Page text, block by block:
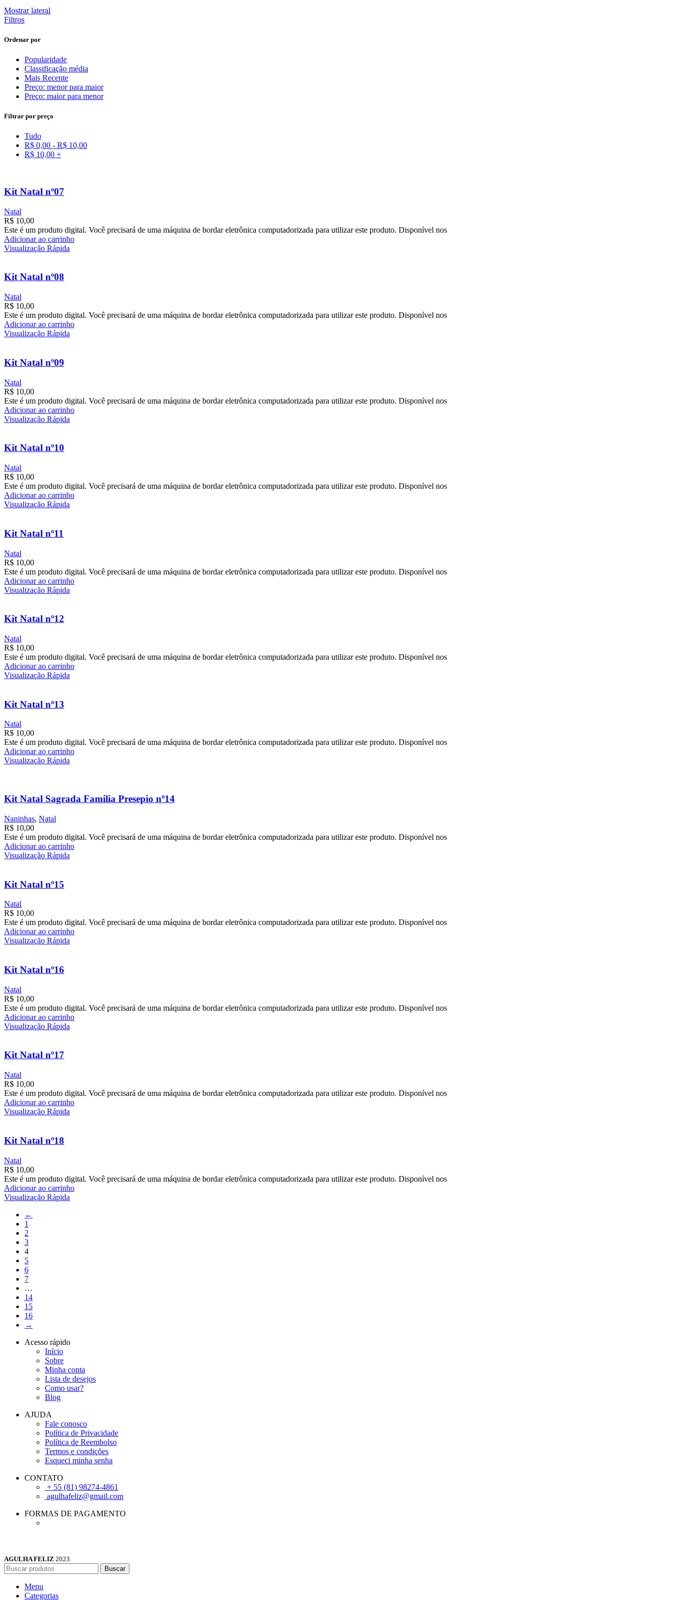
Mostrar lateral
Filtros
Ordenar por
Popularidade
Classificação média
Mais Recente
Preço: menor para maior
Preço: maior para menor
Filtrar por preço
Tudo
R$ 0,00 - R$ 10,00
R$ 10,00 +
Kit Natal nº07
Natal
R$ 10,00
Este é um produto digital. Você precisará de uma máquina de bordar eletrônica computadorizada para utilizar este produto. Disponível nos
Adicionar ao carrinho
Visualização Rápida
Kit Natal nº08
Natal
R$ 10,00
Este é um produto digital. Você precisará de uma máquina de bordar eletrônica computadorizada para utilizar este produto. Disponível nos
Adicionar ao carrinho
Visualização Rápida
Kit Natal nº09
Natal
R$ 10,00
Este é um produto digital. Você precisará de uma máquina de bordar eletrônica computadorizada para utilizar este produto. Disponível nos
Adicionar ao carrinho
Visualização Rápida
Kit Natal nº10
Natal
R$ 10,00
Este é um produto digital. Você precisará de uma máquina de bordar eletrônica computadorizada para utilizar este produto. Disponível nos
Adicionar ao carrinho
Visualização Rápida
Kit Natal nº11
Natal
R$ 10,00
Este é um produto digital. Você precisará de uma máquina de bordar eletrônica computadorizada para utilizar este produto. Disponível nos
Adicionar ao carrinho
Visualização Rápida
Kit Natal nº12
Natal
R$ 10,00
Este é um produto digital. Você precisará de uma máquina de bordar eletrônica computadorizada para utilizar este produto. Disponível nos
Adicionar ao carrinho
Visualização Rápida
Kit Natal nº13
Natal
R$ 10,00
Este é um produto digital. Você precisará de uma máquina de bordar eletrônica computadorizada para utilizar este produto. Disponível nos
Adicionar ao carrinho
Visualização Rápida
Kit Natal Sagrada Familia Presepio nº14
Naninhas, Natal
R$ 10,00
Este é um produto digital. Você precisará de uma máquina de bordar eletrônica computadorizada para utilizar este produto. Disponível nos
Adicionar ao carrinho
Visualização Rápida
Kit Natal nº15
Natal
R$ 10,00
Este é um produto digital. Você precisará de uma máquina de bordar eletrônica computadorizada para utilizar este produto. Disponível nos
Adicionar ao carrinho
Visualização Rápida
Kit Natal nº16
Natal
R$ 10,00
Este é um produto digital. Você precisará de uma máquina de bordar eletrônica computadorizada para utilizar este produto. Disponível nos
Adicionar ao carrinho
Visualização Rápida
Kit Natal nº17
Natal
R$ 10,00
Este é um produto digital. Você precisará de uma máquina de bordar eletrônica computadorizada para utilizar este produto. Disponível nos
Adicionar ao carrinho
Visualização Rápida
Kit Natal nº18
Natal
R$ 10,00
Este é um produto digital. Você precisará de uma máquina de bordar eletrônica computadorizada para utilizar este produto. Disponível nos
Adicionar ao carrinho
Visualização Rápida
←
1
2
3
4
5
6
7
…
14
15
16
→
Acesso rápido
Início
Sobre
Minha conta
Lista de desejos
Como usar?
Blog
AJUDA
Fale conosco
Política de Privacidade
Política de Reembolso
Termos e condições
Esqueci minha senha
CONTATO
+ 55 (81) 98274-4861
agulhafeliz@gmail.com
FORMAS DE PAGAMENTO
AGULHA FELIZ 2023.
Buscar
Menu
Categorias